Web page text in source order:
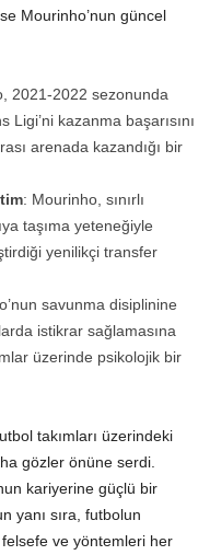
Mourinho’nun güncel
2021-2022 sezonunda
Ligi’ni kazanma başarısını
arenada kazandığı bir
: Mourinho, sınırlı
taşıma yeteneğiyle
yenilikçi transfer
savunma disiplinine
istikrar sağlamasına
üzerinde psikolojik bir
takımları üzerindeki
gözler önüne serdi.
kariyerine güçlü bir
yanı sıra, futbolun
ve yöntemleri her